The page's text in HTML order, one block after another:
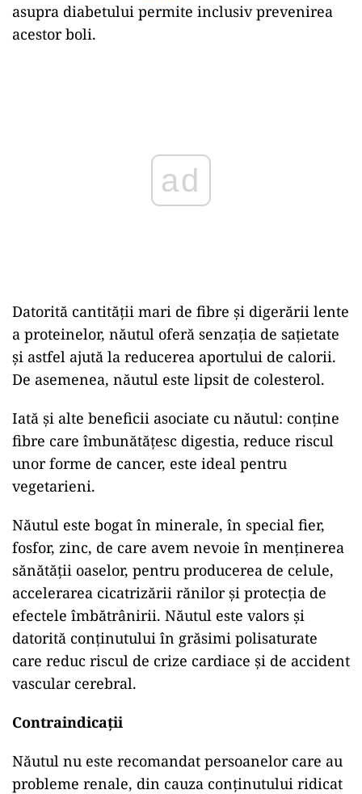
asupra diabetului permite inclusiv prevenirea
acestor boli.
Datorită cantității mari de fibre și digerării lente
a proteinelor, năutul oferă senzația de sațietate
și astfel ajută la reducerea aportului de calorii.
De asemenea, năutul este lipsit de colesterol.
Iată și alte beneficii asociate cu năutul: conține
fibre care îmbunătățesc digestia, reduce riscul
unor forme de cancer, este ideal pentru
vegetarieni.
Năutul este bogat în minerale, în special fier,
fosfor, zinc, de care avem nevoie în menținerea
sănătății oaselor, pentru producerea de celule,
accelerarea cicatrizării rănilor și protecția de
efectele îmbătrânirii. Năutul este valors și
datorită conținutului în grăsimi polisaturate
care reduc riscul de crize cardiace și de accident
vascular cerebral.
Contraindicații
Năutul nu este recomandat persoanelor care au
probleme renale, din cauza conținutului ridicat